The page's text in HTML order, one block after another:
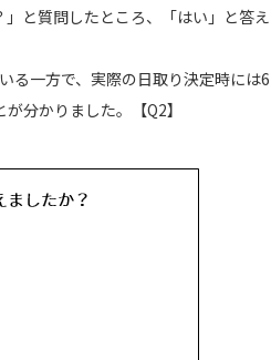
と質問したところ、「はい」と答え
る一方で、実際の日取り決定時には6
分かりました。【Q2】